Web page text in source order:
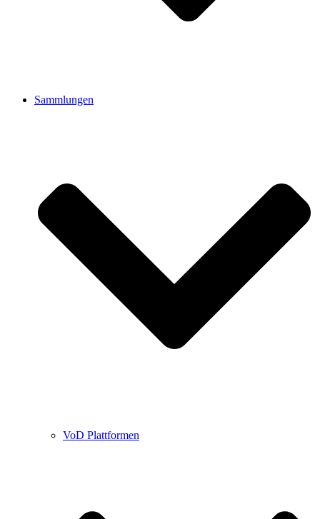
Sammlungen
VoD Plattformen